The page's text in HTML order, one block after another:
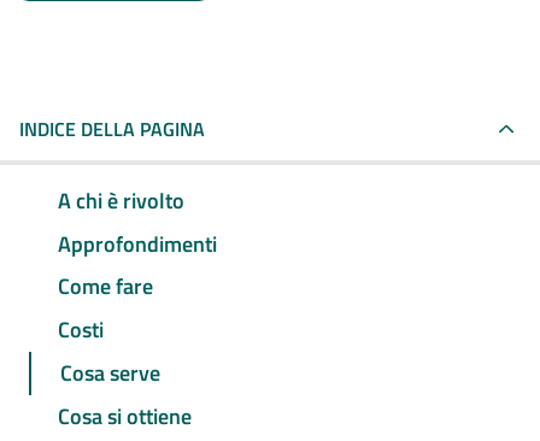
INDICE DELLA PAGINA
A chi è rivolto
Approfondimenti
Come fare
Costi
Cosa serve
Cosa si ottiene